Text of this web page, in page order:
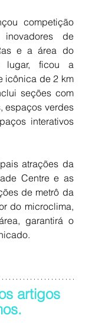
competição
de
e a área do
lugar, ficou a
icônica de 2 km
seções com
espaços verdes
interativos
atrações da
Centre e as
de metrô da
do microclima,
garantirá o
artigos